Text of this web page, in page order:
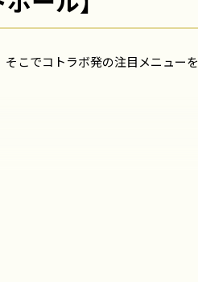
こでコトラボ発の注目メニューを